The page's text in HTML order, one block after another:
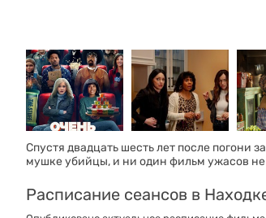
Спустя двадцать шесть лет после погони
мушке убийцы, и ни один фильм ужасов не
Расписание сеансов в